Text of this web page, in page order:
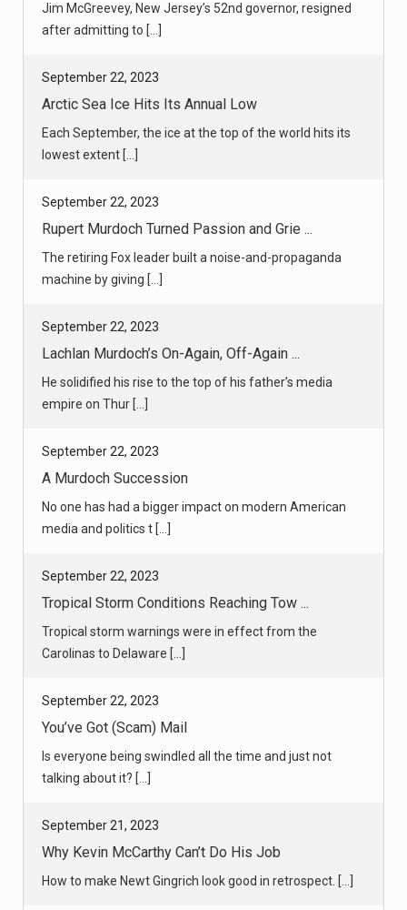
Jim McGreevey, New Jersey’s 52nd governor, resigned
after admitting to [...]
September 22, 2023
Arctic Sea Ice Hits Its Annual Low
Each September, the ice at the top of the world hits its
lowest extent [...]
September 22, 2023
Rupert Murdoch Turned Passion and Grie ...
The retiring Fox leader built a noise-and-propaganda
machine by giving [...]
September 22, 2023
Lachlan Murdoch’s On-Again, Off-Again ...
He solidified his rise to the top of his father’s media
empire on Thur [...]
September 22, 2023
A Murdoch Succession
No one has had a bigger impact on modern American
media and politics t [...]
September 22, 2023
Tropical Storm Conditions Reaching Tow ...
Tropical storm warnings were in effect from the
Carolinas to Delaware [...]
September 22, 2023
You’ve Got (Scam) Mail
Is everyone being swindled all the time and just not
talking about it? [...]
September 21, 2023
Why Kevin McCarthy Can’t Do His Job
How to make Newt Gingrich look good in retrospect. [...]